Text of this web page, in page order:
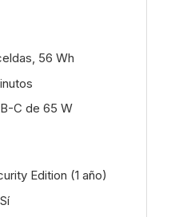
56 Wh
C de 65 W
Edition (1 año)